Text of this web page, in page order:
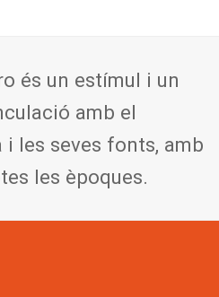
és un estímul i un
amb el
les seves fonts, amb
les èpoques.